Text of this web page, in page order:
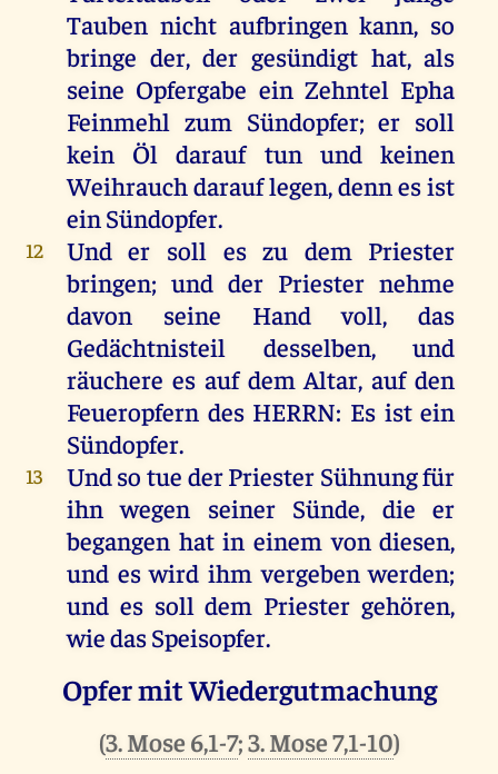
Tauben nichtaufbringenkann, so
bringe der,der gesündigt hat,als
seine Opfergabe ein Zehntel Epha
Feinmehl zum Sündopfer;er soll
kein Öl darauf tun und keinen
Weihrauchdarauflegen,dennesist
einSündopfer.
12 Und er soll es zu dem Priester
bringen; und der Priester nehme
davon
seine Hand voll,das
Gedächtnisteil desselben,und
räuchere es auf dem Altar,auf den
Feueropfern des HERRN: Es ist ein
Sündopfer.
13 Undso tue derPriester Sühnungfür
ihn wegen seiner Sünde, die er
begangen hat in einem von diesen,
und es wird ihm vergeben werden;
und es soll dem Priester gehören,
wiedasSpeisopfer.
Opfer mit Wiedergutmachung
(3. Mose 6,1-7;3. Mose 7,1-10)